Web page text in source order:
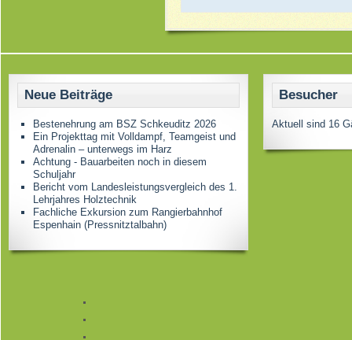
Neue Beiträge
Bestenehrung am BSZ Schkeuditz 2026
Ein Projekttag mit Volldampf, Teamgeist und
Adrenalin – unterwegs im Harz
Achtung - Bauarbeiten noch in diesem
Schuljahr
Bericht vom Landesleistungsvergleich des 1.
Lehrjahres Holztechnik
Fachliche Exkursion zum Rangierbahnhof
Espenhain (Pressnitztalbahn)
Besucher
Aktuell sind 16